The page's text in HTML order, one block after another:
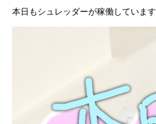
本日もシュレッダーが稼働しています